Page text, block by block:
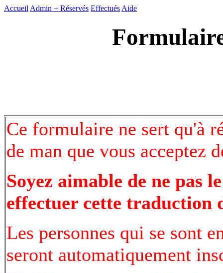
Accueil Admin + Réservés Effectués Aide
Ce formulaire ne sert qu'à
de man que vous acceptez
Soyez aimable de ne pas
effectuer cette traduction
Les personnes qui se sont
seront automatiquement